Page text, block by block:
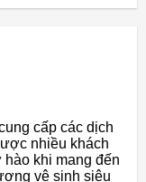
cấp các dịch
nhiều khách
hào khi mang đến
vệ sinh siêu